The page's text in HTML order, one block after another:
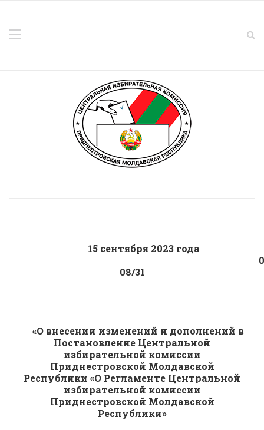
15 сентября 2023 года
08/31
«О внесении изменений и дополнений в
Постановление Центральной
избирательной комиссии
Приднестровской Молдавской
Республики «О Регламенте Центральной
избирательной комиссии
Приднестровской Молдавской
Республики»